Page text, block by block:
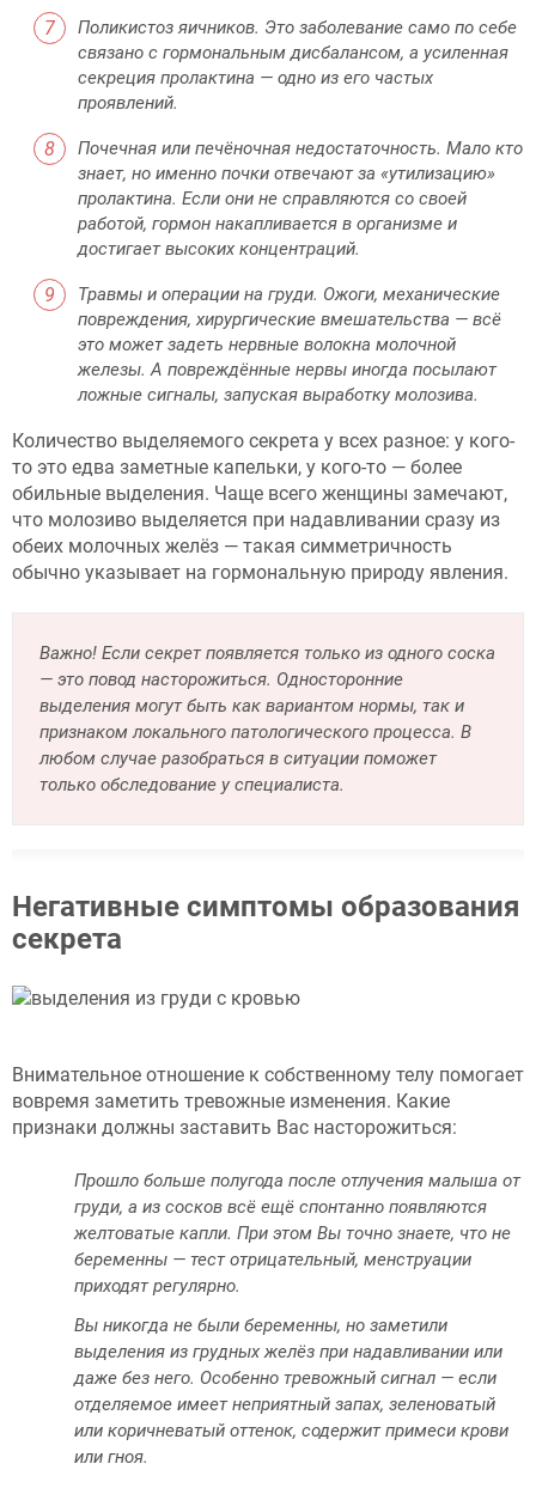
Поликистоз яичников. Это заболевание само по себе
связано с гормональным дисбалансом, а усиленная
секреция пролактина — одно из его частых
проявлений.
Почечная или печёночная недостаточность. Мало кто
знает, но именно почки отвечают за «утилизацию»
пролактина. Если они не справляются со своей
работой, гормон накапливается в организме и
достигает высоких концентраций.
Травмы и операции на груди. Ожоги, механические
повреждения, хирургические вмешательства — всё
это может задеть нервные волокна молочной
железы. А повреждённые нервы иногда посылают
ложные сигналы, запуская выработку молозива.
Количество выделяемого секрета у всех разное: у кого-
то это едва заметные капельки, у кого-то — более
обильные выделения. Чаще всего женщины замечают,
что молозиво выделяется при надавливании сразу из
обеих молочных желёз — такая симметричность
обычно указывает на гормональную природу явления.
Важно! Если секрет появляется только из одного соска
— это повод насторожиться. Односторонние
выделения могут быть как вариантом нормы, так и
признаком локального патологического процесса. В
любом случае разобраться в ситуации поможет
только обследование у специалиста.
Негативные симптомы образования
секрета
Внимательное отношение к собственному телу помогает
вовремя заметить тревожные изменения. Какие
признаки должны заставить Вас насторожиться:
Прошло больше полугода после отлучения малыша от
груди, а из сосков всё ещё спонтанно появляются
желтоватые капли. При этом Вы точно знаете, что не
беременны — тест отрицательный, менструации
приходят регулярно.
Вы никогда не были беременны, но заметили
выделения из грудных желёз при надавливании или
даже без него. Особенно тревожный сигнал — если
отделяемое имеет неприятный запах, зеленоватый
или коричневатый оттенок, содержит примеси крови
или гноя.